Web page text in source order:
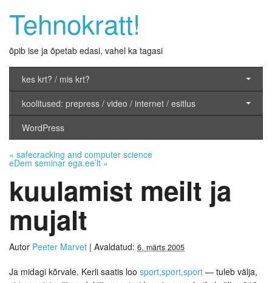
Tehnokratt!
õpib ise ja õpetab edasi, vahel ka tagasi
kes krt? / mis krt?
koolitused: prepress / video / internet / esitlus
WordPress
« safecracking and computer science
eDem seminar ega.ee’lt»
kuulamist meilt ja
mujalt
Autor Peeter Marvet | Avaldatud: 6. märts 2005
Ja midagi kõrvale. Kerli saatis loo sport,sport,sport — tuleb välja,